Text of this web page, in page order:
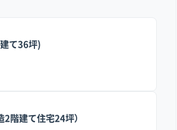
）の汲み上げが原因で地盤沈下が起き
ックの通行も問題ありません。しか
て36坪)
階建て住宅24坪）